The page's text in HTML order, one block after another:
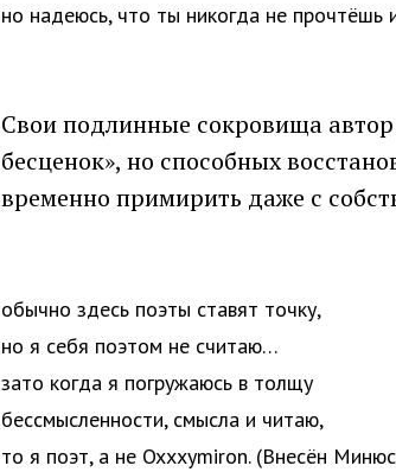
но надеюсь, что ты никогда не прочтёшь
Свои подлинные сокровища
бесценок», но способных
временно примирить даже с
обычно здесь поэты ставят точку,
но я себя поэтом не считаю…
зато когда я погружаюсь в толщу
бессмысленности, смысла и читаю,
то я поэт, а не Oxxxymiron. (Внесён